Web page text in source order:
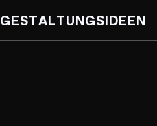
GESTALTUNGS­IDEEN